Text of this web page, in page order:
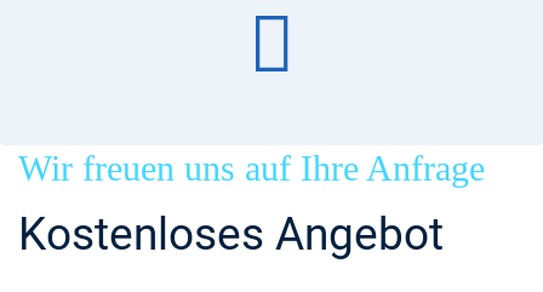
Wir freuen uns auf Ihre Anfrage
Kostenloses Angebot